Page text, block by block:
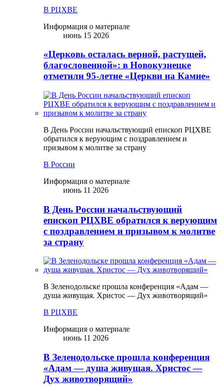
В РЦХВЕ
Информация о материале
июнь 15 2026
«Церковь осталась верной, растущей,
благословенной»: в Новокузнецке
отметили 95-летие «Церкви на Камне»
В День России начальствующий епископ РЦХВЕ
обратился к верующим с поздравлением и
призывом к молитве за страну
В России
Информация о материале
июнь 11 2026
В День России начальствующий
епископ РЦХВЕ обратился к верующим
с поздравлением и призывом к молитве
за страну
В Зеленодольске прошла конференция «Адам —
душа живущая. Христос — Дух животворящий»
В РЦХВЕ
Информация о материале
июнь 11 2026
В Зеленодольске прошла конференция
«Адам — душа живущая. Христос —
Дух животворящий»